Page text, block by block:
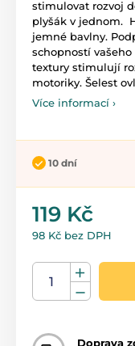
stimulovat rozvoj
plyšák v jednom.
jemné bavlny.
schopností
textury stimulují
motoriky. Šelest
Více informací ›
10 dní
119 Kč
98 Kč bez DPH
Doprava